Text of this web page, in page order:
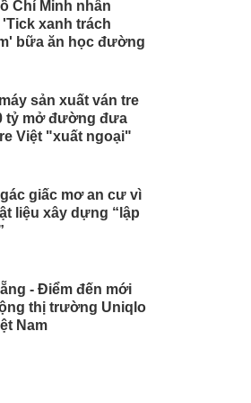
Chí Minh nhân
xanh trách
bữa ăn học đường
sản xuất ván tre
tỷ mở đường đưa
Việt "xuất ngoại"
giấc mơ an cư vì
liệu xây dựng “lập
- Điểm đến mới
thị trường Uniqlo
Nam